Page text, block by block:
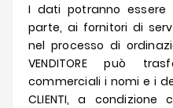
I dati potranno
parte, ai fornitori di
nel processo di
VENDITORE può
commerciali i nomi e i
CLIENTI, a